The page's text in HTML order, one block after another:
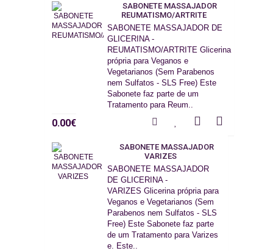
SABONETE MASSAJADOR
REUMATISMO/ARTRITE
SABONETE MASSAJADOR DE
GLICERINA -
REUMATISMO/ARTRITE Glicerina
própria para Veganos e
Vegetarianos (Sem Parabenos
nem Sulfatos - SLS Free) Este
Sabonete faz parte de um
Tratamento para Reum..
0.00€
SABONETE MASSAJADOR
VARIZES
SABONETE MASSAJADOR
DE GLICERINA -
VARIZES Glicerina própria para
Veganos e Vegetarianos (Sem
Parabenos nem Sulfatos - SLS
Free) Este Sabonete faz parte
de um Tratamento para Varizes
e. Este..